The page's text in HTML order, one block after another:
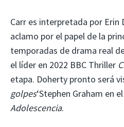
Carr es interpretada por Erin
aclamo por el papel de la
temporadas de drama real
el líder en 2022 BBC Thriller
etapa. Doherty pronto será
golpes‘Stephen Graham en
Adolescencia.